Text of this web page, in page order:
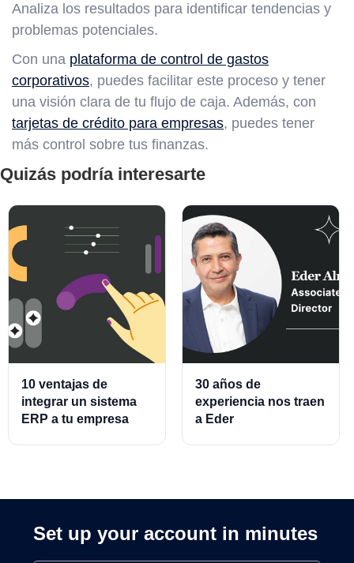
Analiza los resultados para identificar tendencias y
problemas potenciales.
Con una plataforma de control de gastos
corporativos, puedes facilitar este proceso y tener
una visión clara de tu flujo de caja. Además, con
tarjetas de crédito para empresas, puedes tener
más control sobre tus finanzas.
Quizás podría interesarte
10 ventajas de
integrar un sistema
ERP a tu empresa
30 años de
experiencia nos traen
a Eder
Set up your account in minutes